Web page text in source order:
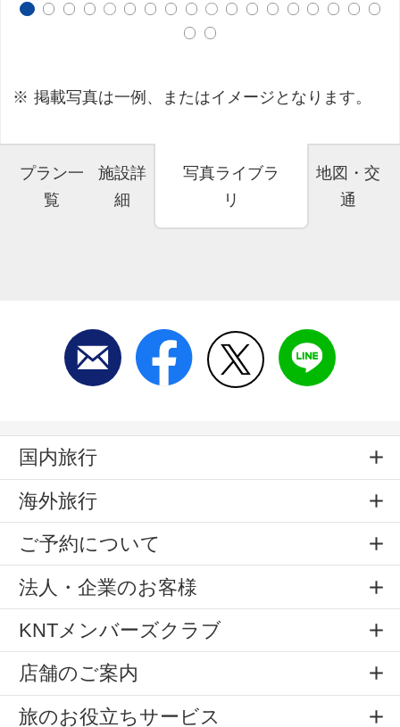
掲載写真は一例、またはイメージとなります。
プラン一
覧
施設詳
細
写真ライブラ
リ
地図・交
通
国内旅行
海外旅行
ご予約について
法人・企業のお客様
KNTメンバーズクラブ
店舗のご案内
旅のお役立ちサービス